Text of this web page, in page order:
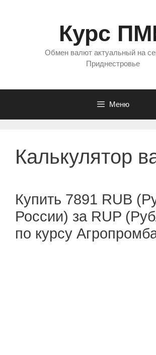
Курс
Обмен валют актуальный на
Приднестровье
Меню
Калькулятор
Купить 7891 RUB
России) за RUP
по курсу